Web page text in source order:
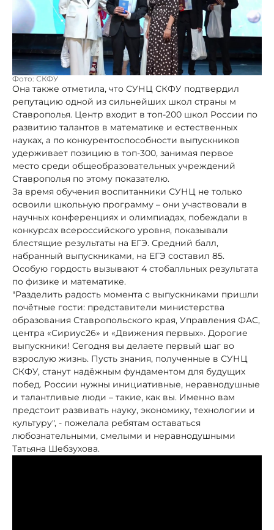
Фото: СКФУ
Она также отметила, что СУНЦ СКФУ подтвердил
репутацию одной из сильнейших школ страны м
Ставрополья. Центр входит в топ-200 школ России по
развитию талантов в математике и естественных
науках, а по конкурентоспособности выпускников
удерживает позицию в топ-300, занимая первое
место среди общеобразовательных учреждений
Ставрополья по этому показателю.
За время обучения воспитанники СУНЦ не только
освоили школьную программу – они участвовали в
научных конференциях и олимпиадах, побеждали в
конкурсах всероссийского уровня, показывали
блестящие результаты на ЕГЭ. Средний балл,
набранный выпускниками, на ЕГЭ составил 85.
Особую гордость вызывают 4 стобалльных результата
по физике и математике.
"Разделить радость момента с выпускниками пришли
почётные гости: представители министерства
образования Ставропольского края, Управления ФАС,
центра «Сириус26» и «Движения первых». Дорогие
выпускники! Сегодня вы делаете первый шаг во
взрослую жизнь. Пусть знания, полученные в СУНЦ
СКФУ, станут надёжным фундаментом для будущих
побед. России нужны инициативные, неравнодушные
и талантливые люди – такие, как вы. Именно вам
предстоит развивать науку, экономику, технологии и
культуру", - пожелала ребятам оставаться
любознательными, смелыми и неравнодушными
Татьяна Шебзухова.